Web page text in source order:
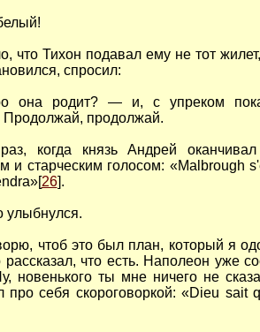
что Тихон подавал ему не тот
спросил:
она родит? — и, с упреком
продолжай.
когда князь Андрей
и старческим голосом: «Malbrough
26].
улыбнулся.
чтоб это был план, который я
рассказал, что есть. Наполеон уже
новенького ты мне ничего не
про себя скороговоркой: «Dieu